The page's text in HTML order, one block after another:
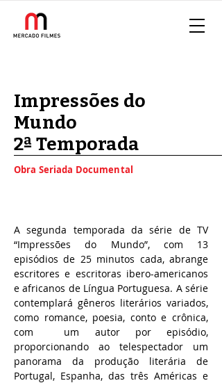
Impressões do
Mundo
2ª Temporada
Obra Seriada Documental
A segunda temporada da série de TV
“Impressões do Mundo”, com 13
episódios de 25 minutos cada, abrange
escritores e escritoras ibero-americanos
e africanos de Língua Portuguesa. A série
contemplará gêneros literários variados,
como romance, poesia, conto e crônica,
com um autor por episódio,
proporcionando ao telespectador um
panorama da produção literária de
Portugal, Espanha, das três Américas e